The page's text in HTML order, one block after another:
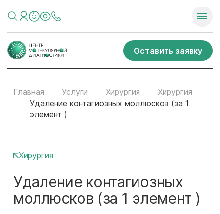
Оставить заявку
Главная Услуги Хирургия
Хирургия
Удаление контагиозных моллюсков (за 1
элемент )
Хирургия
Удаление контагиозных
моллюсков (за 1 элемент )